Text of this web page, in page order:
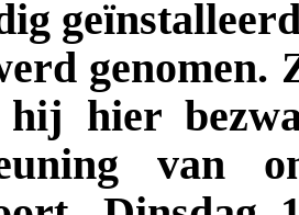
genomen.
hij hier
van